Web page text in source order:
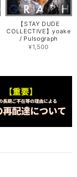
【STAY DUDE
COLLECTIVE】yoake
/ Pulsograph
¥1,500